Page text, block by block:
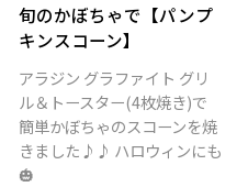
旬のかぼちゃで【パンプ
キンスコーン】
アラジン グラファイト グリ
ル＆トースター(4枚焼き)で
簡単かぼちゃのスコーンを焼
きました♪♪ ハロウィンにも
🎃